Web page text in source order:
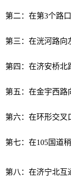
第二：在第3个路
第三：在洸河路向
第四：在济安桥北
第五：在金宇西路
第六：在环形交叉
第七：在105国道
第八：在济宁北互